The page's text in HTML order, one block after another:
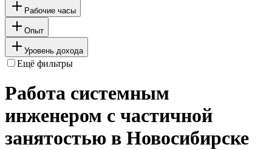
Рабочие часы
Опыт
Уровень дохода
Ещё фильтры
Работа системным
инженером с частичной
занятостью в Новосибирске